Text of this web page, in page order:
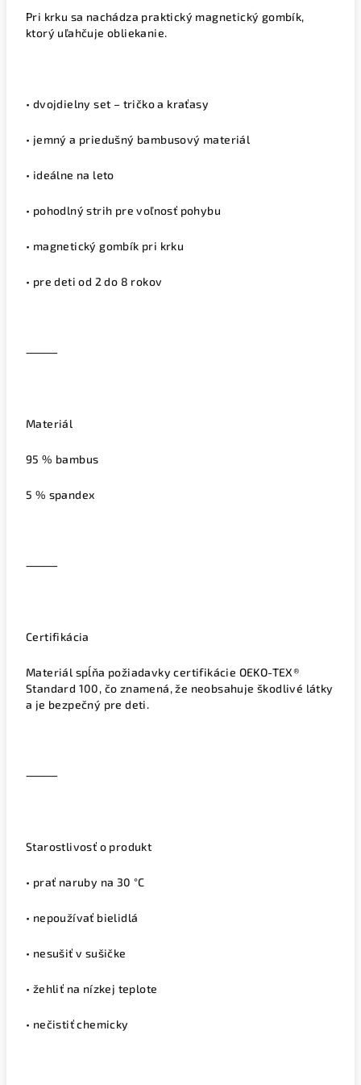
Pri krku sa nachádza praktický magnetický gombík,
ktorý uľahčuje obliekanie.
• dvojdielny set – tričko a kraťasy
• jemný a priedušný bambusový materiál
• ideálne na leto
• pohodlný strih pre voľnosť pohybu
• magnetický gombík pri krku
• pre deti od 2 do 8 rokov
⸻
Materiál
95 % bambus
5 % spandex
⸻
Certifikácia
Materiál spĺňa požiadavky certifikácie OEKO-TEX®
Standard 100, čo znamená, že neobsahuje škodlivé látky
a je bezpečný pre deti.
⸻
Starostlivosť o produkt
• prať naruby na 30 °C
• nepoužívať bielidlá
• nesušiť v sušičke
• žehliť na nízkej teplote
• nečistiť chemicky